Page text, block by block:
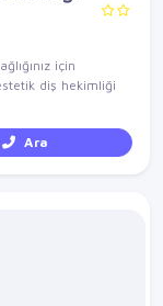
için
diş hekimliği
Ara